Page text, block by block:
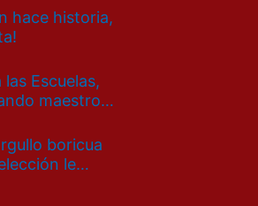
hace historia,
Escuelas,
maestro…
boricua
le…